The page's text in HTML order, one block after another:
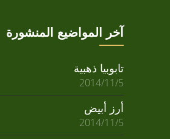
آخر المواضيع المنشورة
تابوبيا ذهبية
2014/11/5
أرز أبيض
2014/11/5